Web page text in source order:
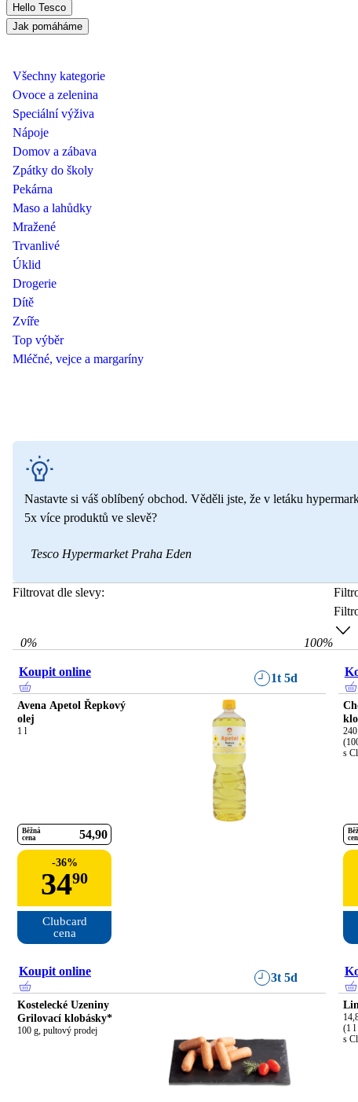
Hello Tesco
Jak pomáháme
Všechny kategorie
Ovoce a zelenina
Speciální výživa
Nápoje
Domov a zábava
Zpátky do školy
Pekárna
Maso a lahůdky
Mražené
Trvanlivé
Úklid
Drogerie
Dítě
Zvíře
Top výběr
Mléčné, vejce a margaríny
Nastavte si váš oblíbený obchod. Věděli jste, že v letáku
5x více produktů ve slevě?
Tesco Hypermarket Praha Eden
Filtrovat dle slevy:
0% 100%
Koupit online 1t 5d
Avena Apetol Řepkový
olej
1 l
Běžná
cena
54 90
-36%
3490
Clubcard
cena
s
Koupit online 3t 5d
Kostelecké Uzeniny
Grilovací klobásky*
100 g, pultový prodej
(1 l
s